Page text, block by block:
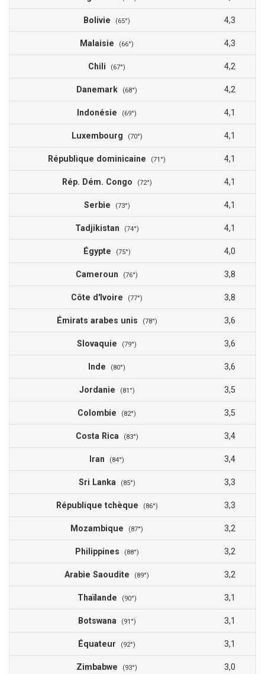
Bolivie (65°) 4,3
Malaisie (66°) 4,3
Chili (67°) 4,2
Danemark (68°) 4,2
Indonésie (69°) 4,1
Luxembourg (70°) 4,1
République dominicaine (71°) 4,1
Rép. Dém. Congo (72°) 4,1
Serbie (73°) 4,1
Tadjikistan (74°) 4,1
Égypte (75°) 4,0
Cameroun (76°) 3,8
Côte d'Ivoire (77°) 3,8
Émirats arabes unis (78°) 3,6
Slovaquie (79°) 3,6
Inde (80°) 3,6
Jordanie (81°) 3,5
Colombie (82°) 3,5
Costa Rica (83°) 3,4
Iran (84°) 3,4
Sri Lanka (85°) 3,3
République tchèque (86°) 3,3
Mozambique (87°) 3,2
Philippines (88°) 3,2
Arabie Saoudite (89°) 3,2
Thaïlande (90°) 3,1
Botswana (91°) 3,1
Équateur (92°) 3,1
Zimbabwe (93°) 3,0